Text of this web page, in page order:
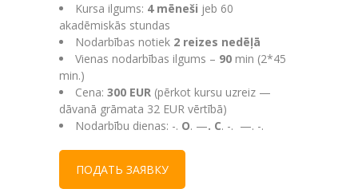
Kursa ilgums: 4 mēneši jeb 60
akadēmiskās stundas
Nodarbības notiek 2 reizes nedēļā
Vienas nodarbības ilgums – 90 min (2*45
min.)
Cena: 300 EUR (pērkot kursu uzreiz —
dāvanā grāmata 32 EUR vērtībā)
Nodarbību dienas: -. O. —. C. -. —. -.
ПОДАТЬ ЗАЯВКУ